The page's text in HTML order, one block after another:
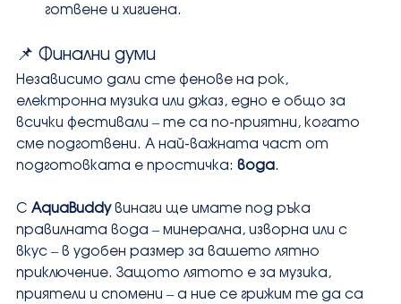
готвене и хигиена.
📌 Финални думи
Независимо дали сте фенове на рок,
електронна музика или джаз, едно е общо за
всички фестивали – те са по-приятни, когато
сме подготвени. А най-важната част от
подготовката е простичка: вода.
С AquaBuddy винаги ще имате под ръка
правилната вода – минерална, изворна или с
вкус – в удобен размер за вашето лятно
приключение. Защото лятото е за музика,
приятели и спомени – а ние се грижим те да са